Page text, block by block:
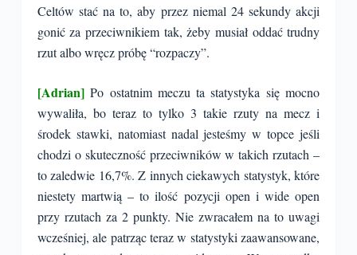
Celtów stać na to, aby przez niemal 24 sekundy akcji
gonić za przeciwnikiem tak, żeby musiał oddać trudny
rzut albo wręcz próbę “rozpaczy”.
[Adrian]Po ostatnim meczu ta statystyka się mocno
wywaliła, bo teraz to tylko 3 takie rzuty na mecz i
środek stawki, natomiast nadal jesteśmy w topce jeśli
chodzi o skuteczność przeciwników w takich rzutach –
to zaledwie 16,7%. Z innych ciekawych statystyk, które
niestety martwią – to ilość pozycji open i wide open
przy rzutach za 2 punkty. Nie zwracałem na to uwagi
wcześniej, ale patrząc teraz w statystyki zaawansowane,